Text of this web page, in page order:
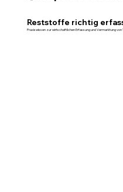
Reststoffe richtig
Praxiswissen zur wirtschaftlichen Erfassung und Vermarktung von